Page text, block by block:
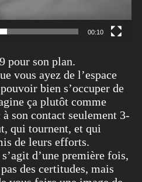
00:10
pour son plan.
vous ayez de l’espace
bien s’occuper de
ça plutôt comme
son contact seulement 3-
qui tournent, et qui
de leurs efforts.
d’une première fois,
des certitudes, mais